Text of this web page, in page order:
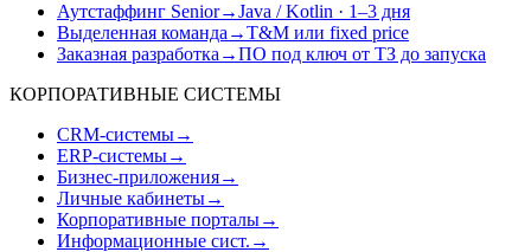
Аутстаффинг Senior→Java / Kotlin · 1–3 дня
Выделенная команда →T&M или fixed price
Заказная разработка →ПО под ключ от ТЗ до запуска
КОРПОРАТИВНЫЕ СИСТЕМЫ
CRM-системы→
ERP-системы→
Бизнес-приложения→
Личные кабинеты→
Корпоративные порталы→
Информационные сист. →